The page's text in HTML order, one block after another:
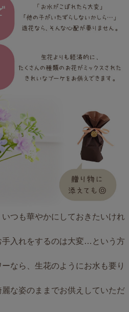
つも華やかにしておきたいけれ
入れをするのは大変…という方
なら、生花のようにお水も要り
な姿のままでお供えしていただ